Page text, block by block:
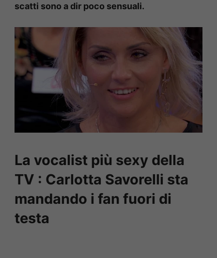
scatti sono a dir poco sensuali.
La vocalist più sexy della
TV : Carlotta Savorelli sta
mandando i fan fuori di
testa